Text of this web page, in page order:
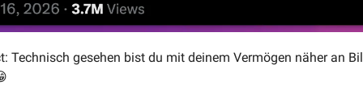
Technisch gesehen bist du mit deinem Vermögen näher an